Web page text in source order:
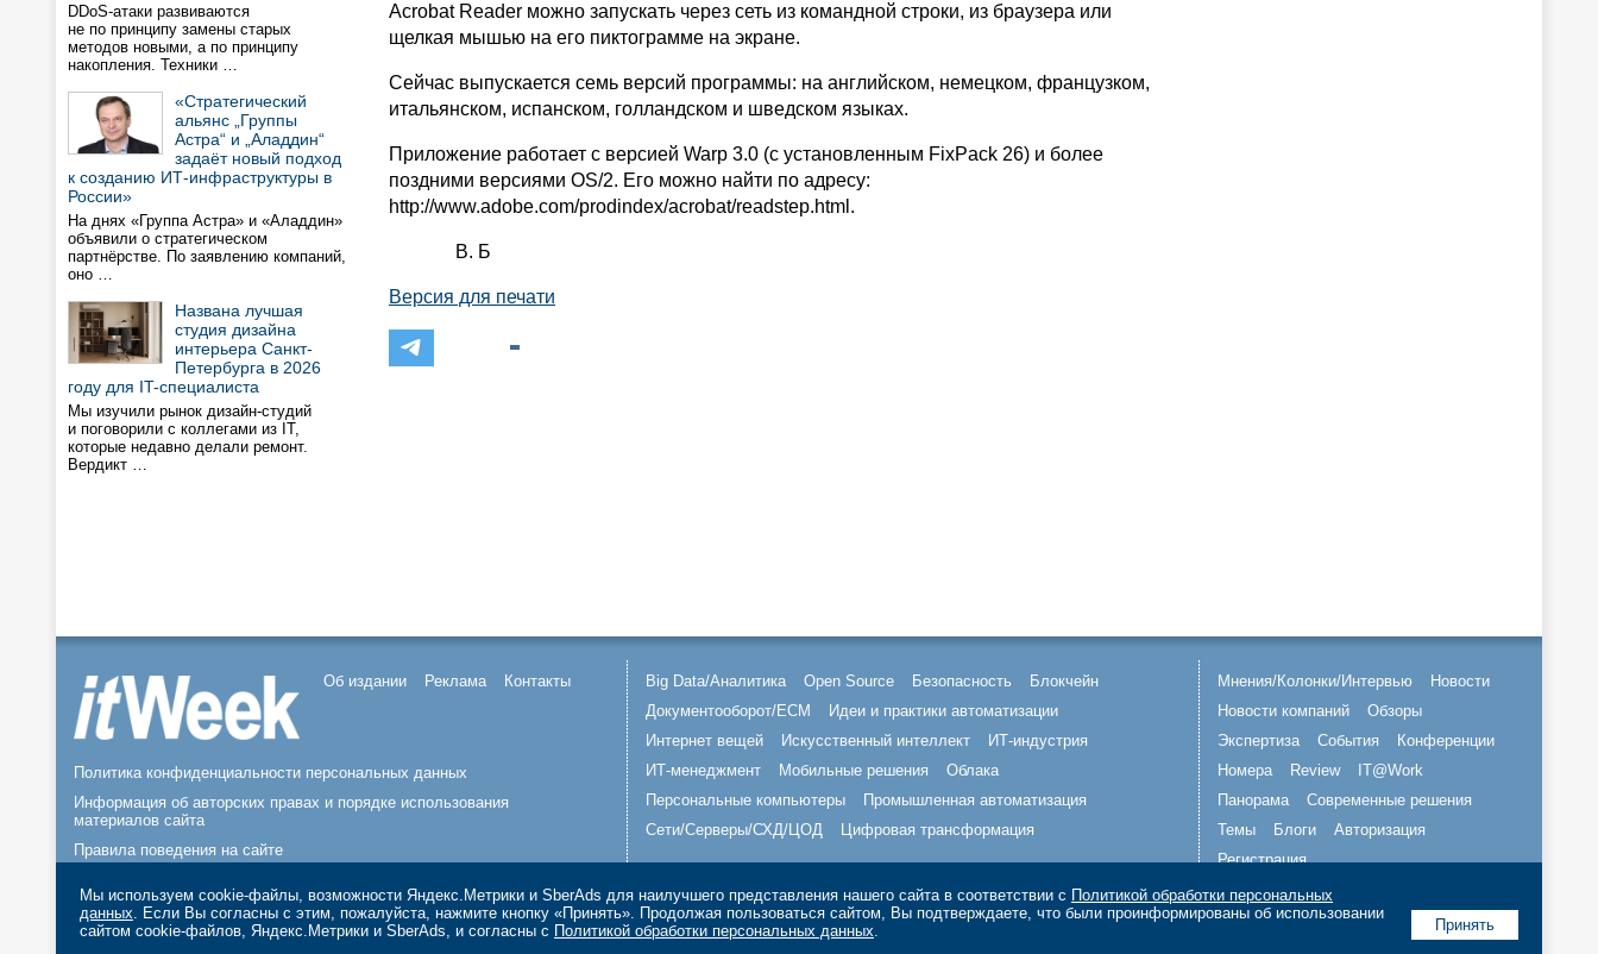
DDoS-атаки развиваются
не по принципу замены старых
методов новыми, а по принципу
накопления. Техники …
«Стратегический
альянс „Группы
Астра“ и „Аладдин“
задаёт новый подход
к созданию ИТ-инфраструктуры в
России»
На днях «Группа Астра» и «Аладдин»
объявили о стратегическом
партнёрстве. По заявлению компаний,
оно …
Названа лучшая
студия дизайна
интерьера Санкт-
Петербурга в 2026
году для IT-специалиста
Мы изучили рынок дизайн-студий
и поговорили с коллегами из IT,
которые недавно делали ремонт.
Вердикт …
Acrobat Reader можно запускать через сеть из командной строки, из браузера или
щелкая мышью на его пиктограмме на экране.
Сейчас выпускается семь версий программы: на английском, немецком, французком,
итальянском, испанском, голландском и шведском языках.
Приложение работает с версией Warp 3.0 (с установленным FixPack 26) и более
поздними версиями OS/2. Его можно найти по адресу:
http://www.adobe.com/prodindex/acrobat/readstep.html.
В. Б
Версия для печати
Об издании Реклама Контакты
Политика конфиденциальности персональных данных
Информация об авторских правах и порядке использования
материалов сайта
Правила поведения на сайте
Big Data/Аналитика Open Source Безопасность
Блокчейн
Документооборот/ECM
Идеи и практики автоматизации
Интернет вещей
Искусственный интеллект
ИТ-индустрия
ИТ-менеджмент
Мобильные решения
Облака
Персональные компьютеры
Промышленная автоматизация
Сети/Серверы/СХД/ЦОД
Цифровая трансформация
Мнения/Колонки/Интервью
Новости
Новости компаний
Обзоры
Экспертиза
События
Конференции
Номера
Review
IT@Work
Панорама
Современные решения
Темы
Блоги
Авторизация
Регистрация
Подписывайтесь на нас
Принять
Мы используем cookie-файлы, возможности Яндекс.Метрики и SberAds для наилучшего представления нашего сайта в соответствии с Политикой обработки персональных
данных. Если Вы согласны с этим, пожалуйста, нажмите кнопку «Принять». Продолжая пользоваться сайтом, Вы подтверждаете, что были проинформированы об использовании
сайтом cookie-файлов, Яндекс.Метрики и SberAds, и согласны с Политикой обработки персональных данных.